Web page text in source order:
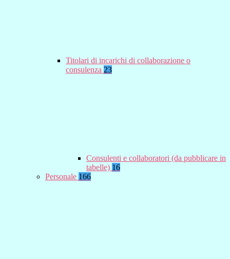
Titolari di incarichi di collaborazione o
consulenza 23
Consulenti e collaboratori (da pubblicare in
tabelle) 16
Personale 166